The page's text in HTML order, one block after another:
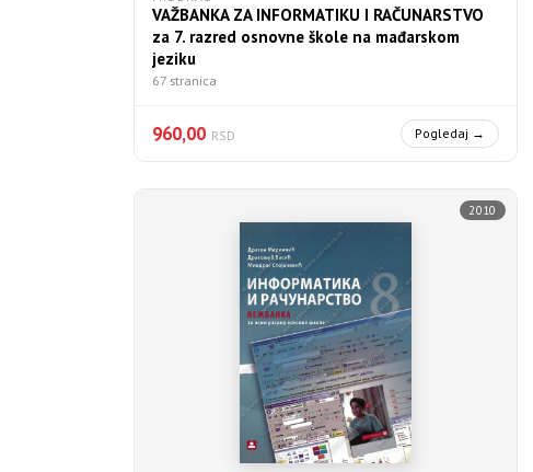
VAŽBANKA ZA INFORMATIKU I RAČUNARSTVO
za 7. razred osnovne škole na mađarskom
jeziku
67 stranica
960,00 RSD Pogledaj →
2010